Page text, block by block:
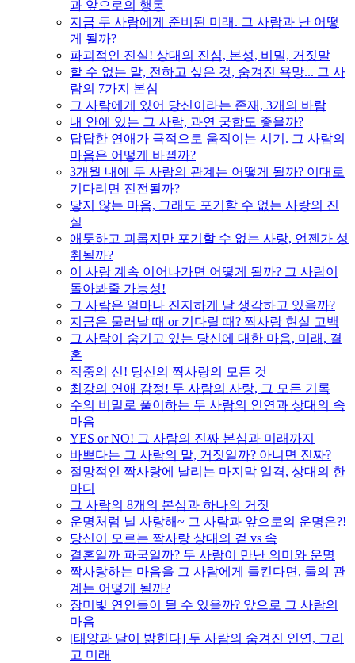
과 앞으로의 행동
지금 두 사람에게 준비된 미래. 그 사람과 난 어떻
게 될까?
파괴적인 진실! 상대의 진심, 본성, 비밀, 거짓말
할 수 없는 말, 전하고 싶은 것, 숨겨진 욕망... 그 사
람의 7가지 본심
그 사람에게 있어 당신이라는 존재, 3개의 바람
내 안에 있는 그 사람, 과연 궁합도 좋을까?
답답한 연애가 극적으로 움직이는 시기. 그 사람의
마음은 어떻게 바뀔까?
3개월 내에 두 사람의 관계는 어떻게 될까? 이대로
기다리면 진전될까?
닿지 않는 마음, 그래도 포기할 수 없는 사랑의 진
실
애틋하고 괴롭지만 포기할 수 없는 사랑, 언젠가 성
취될까?
이 사랑 계속 이어나가면 어떻게 될까? 그 사람이
돌아봐줄 가능성!
그 사람은 얼마나 진지하게 날 생각하고 있을까?
지금은 물러날 때 or 기다릴 때? 짝사랑 현실 고백
그 사람이 숨기고 있는 당신에 대한 마음, 미래, 결
혼
적중의 신! 당신의 짝사랑의 모든 것
최강의 연애 감정! 두 사람의 사랑, 그 모든 기록
수의 비밀로 풀이하는 두 사람의 인연과 상대의 속
마음
YES or NO! 그 사람의 진짜 본심과 미래까지
바쁘다는 그 사람의 말, 거짓일까? 아니면 진짜?
절망적인 짝사랑에 날리는 마지막 일격, 상대의 한
마디
그 사람의 8개의 본심과 하나의 거짓
운명처럼 널 사랑해~ 그 사람과 앞으로의 운명은?!
당신이 모르는 짝사랑 상대의 겉 vs 속
결혼일까 파국일까? 두 사람이 만난 의미와 운명
짝사랑하는 마음을 그 사람에게 들킨다면, 둘의 관
계는 어떻게 될까?
장미빛 연인들이 될 수 있을까? 앞으로 그 사람의
마음
[태양과 달이 밝힌다] 두 사람의 숨겨진 인연, 그리
고 미래